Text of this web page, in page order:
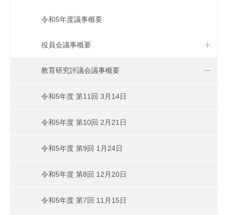
令和5年度議事概要
役員会議事概要
教育研究評議会議事概要
令和5年度 第11回 3月14日
令和5年度 第10回 2月21日
令和5年度 第9回 1月24日
令和5年度 第8回 12月20日
令和5年度 第7回 11月15日